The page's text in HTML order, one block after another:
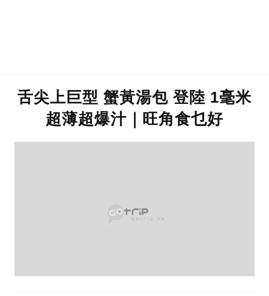
舌尖上巨型 蟹黃湯包 登陸 1毫米
超薄超爆汁｜旺角食乜好